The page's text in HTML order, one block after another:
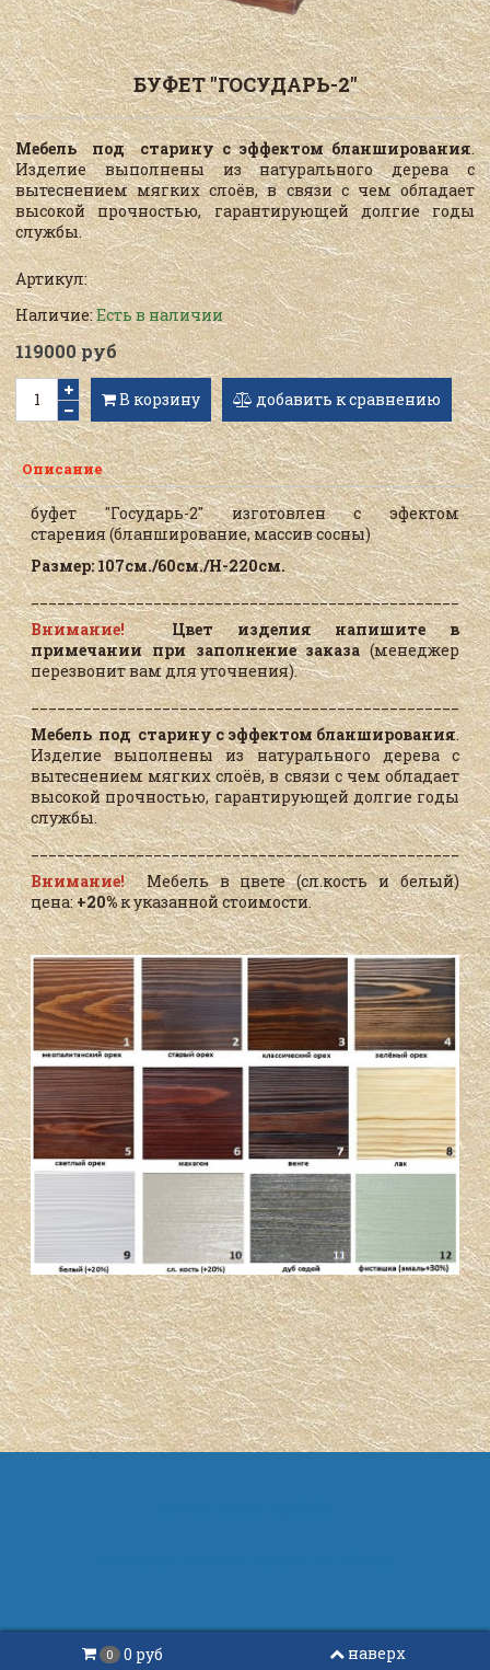
БУФЕТ "ГОСУДАРЬ-2"
Мебель под старину с эффектом бланширования.
Изделие выполнены из натурального дерева с
вытеснением мягких слоёв, в связи с чем обладает
высокой прочностью, гарантирующей долгие годы
службы.
Артикул:
Наличие:Есть в наличии
119000 руб
В корзину добавить к сравнению
Описание
буфет "Государь-2" изготовлен с эфектом
старения(бланширование, массив сосны)
Размер: 107см./60см./Н-220см.
Внимание!
Цвет изделия напишите в
примечании при заполнение заказа (менеджер
перезвонит вам для уточнения).
Мебель под старину с эффектом бланширования.
Изделие выполнены из натурального дерева с
вытеснением мягких слоёв, в связи с чем обладает
высокой прочностью, гарантирующей долгие годы
службы.
Внимание!Мебель в цвете (сл.кость и белый)
цена: +20%к указанной стоимости.
0 0 руб наверх